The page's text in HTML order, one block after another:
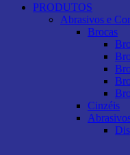
PRODUTOS
Abrasivos e
Brocas
Cinzéis